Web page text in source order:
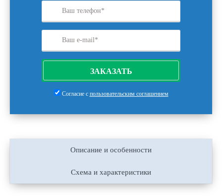
ЗАКАЗАТЬ
Согласие с пользовательским соглашением
Описание и особенности
Схема и характеристики